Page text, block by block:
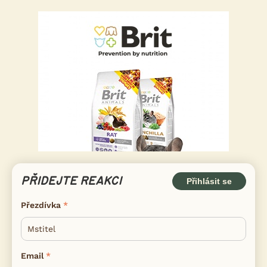
PŘIDEJTE REAKCI Přihlásit se
Přezdívka
Email